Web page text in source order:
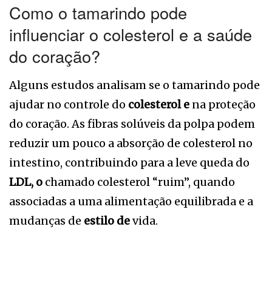
Como o tamarindo pode
influenciar o colesterol e a saúde
do coração?
Alguns estudos analisam se o tamarindo pode
ajudar no controle do colesterol e na proteção
do coração. As fibras solúveis da polpa podem
reduzir um pouco a absorção de colesterol no
intestino, contribuindo para a leve queda do
LDL, o chamado colesterol “ruim”, quando
associadas a uma alimentação equilibrada e a
mudanças de estilo devida.